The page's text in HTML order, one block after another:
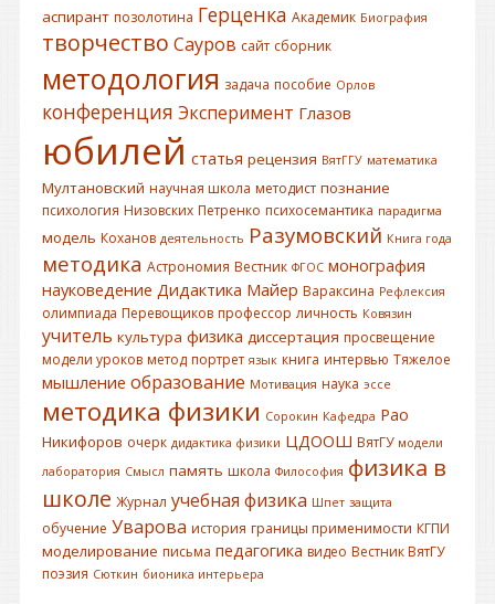
аспирант позолотина Герценка Академик Биография
творчество Сауров сайт сборник
методология задача пособие Орлов
конференция Эксперимент Глазов
юбилей статья рецензия ВятГГУ математика
Мултановский научная школа методист познание
психология Низовских Петренко психосемантика парадигма
модель Коханов деятельность Разумовский Книга года
методика Астрономия Вестник ФГОС монография
науковедение Дидактика Майер Вараксина Рефлексия
олимпиада Перевощиков профессор личность Ковязин
учитель культура физика диссертация просвещение
модели уроков метод портрет язык книга интервью Тяжелое
мышление образование Мотивация наука эссе
методика физики Сорокин Кафедра Рао
Никифоров очерк дидактика физики ЦДООШ ВятГУ модели
лаборатория Смысл память школа Философия физика в
школе Журнал учебная физика Шпет защита
обучение Уварова история границы применимости КГПИ
моделирование письма педагогика видео Вестник ВятГУ
поэзия Сюткин бионика интерьера